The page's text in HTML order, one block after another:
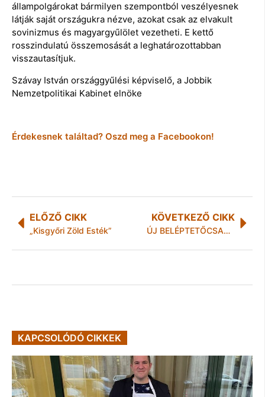
állampolgárokat bármilyen szempontból veszélyesnek
látják saját országukra nézve, azokat csak az elvakult
sovinizmus és magyargyűlölet vezetheti. E kettő
rosszindulatú összemosását a leghatározottabban
visszautasítjuk.
Szávay István országgyűlési képviselő, a Jobbik
Nemzetpolitikai Kabinet elnöke
Érdekesnek találtad? Oszd meg a Facebookon!
ELŐZŐ CIKK
„Kisgyőri Zöld Esték”
KÖVETKEZŐ CIKK
ÚJ BELÉPTETŐCSARNOK, VADREGÉNYES VÍZI TANÖSVÉNY ÉS TEKNŐSBÉKAHÁZ A HEGY’EN
KAPCSOLÓDÓ CIKKEK